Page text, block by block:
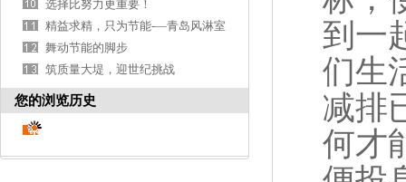
到一
们生
减排
何才
（最高省电7
选择比努力更重要！
精益求精，只为节能-—青岛风淋室
的核心竟争力
舞动节能的脚步
筑质量大堤，迎世纪挑战
您的浏览历史